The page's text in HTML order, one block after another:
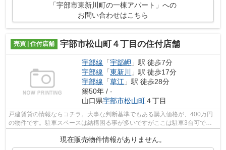
「宇部市東新川町の一棟アパート」への
お問い合わせはこちら
売買 | 住付店舗 宇部市松山町４丁目の住付店舗
宇部線 「宇部岬 」駅 徒歩7分
宇部線 「東新川
」駅 徒歩17分
宇部線 「草江 」駅 徒歩28分
築50年 / -
山口県宇部市松山町４丁目
戸建賃貸の情報ならコチラ。大事な判断基準でもある購入価格が、400万円
の物件です。駐車スペースは結構困る事が多いですがここは駐車3台可で
現在販売物件情報がありません。